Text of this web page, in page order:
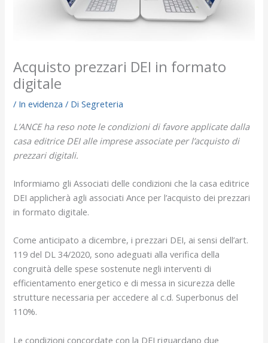
Acquisto prezzari DEI in formato
digitale
/ In evidenza / DiSegreteria
L’ANCE ha reso note le condizioni di favore applicate dalla
casa editrice DEI alle imprese associate per l’acquisto di
prezzari digitali.
Informiamo gli Associati delle condizioni che la casa editrice
DEI applicherà agli associati Ance per l’acquisto dei prezzari
in formato digitale.
Come anticipato a dicembre, i prezzari DEI, ai sensi dell’art.
119 del DL 34/2020, sono adeguati alla verifica della
congruità delle spese sostenute negli interventi di
efficientamento energetico e di messa in sicurezza delle
strutture necessaria per accedere al c.d. Superbonus del
110%.
Le condizioni concordate con la DEI riguardano due